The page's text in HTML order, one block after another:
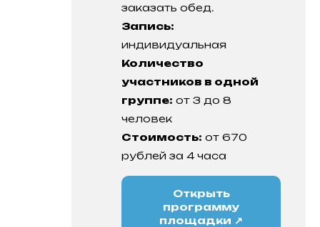
заказать обед.
Запись:
индивидуальная
Количество
участников в одной
группе: от 3 до 8
человек
Стоимость: от 670
рублей за 4 часа
Открыть
программу
площадки ↗